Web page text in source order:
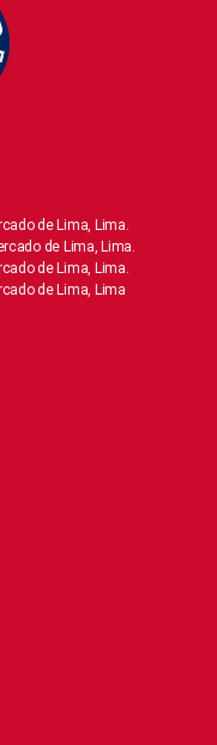
de Lima, Lima.
de Lima, Lima.
de Lima, Lima.
de Lima, Lima